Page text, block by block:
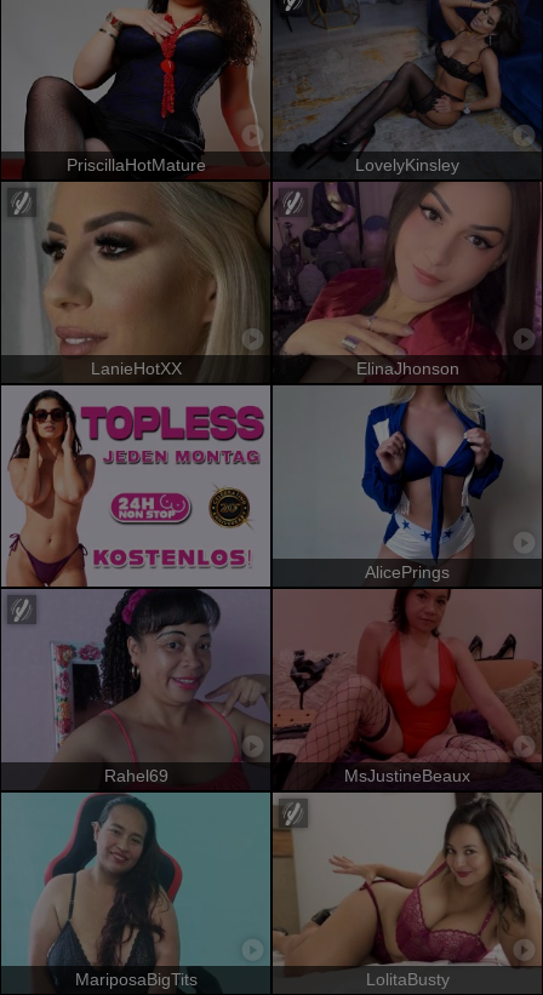
PriscillaHotMature LovelyKinsley
LanieHotXX ElinaJhonson
AlicePrings
Rahel69 MsJustineBeaux
MariposaBigTits LolitaBusty